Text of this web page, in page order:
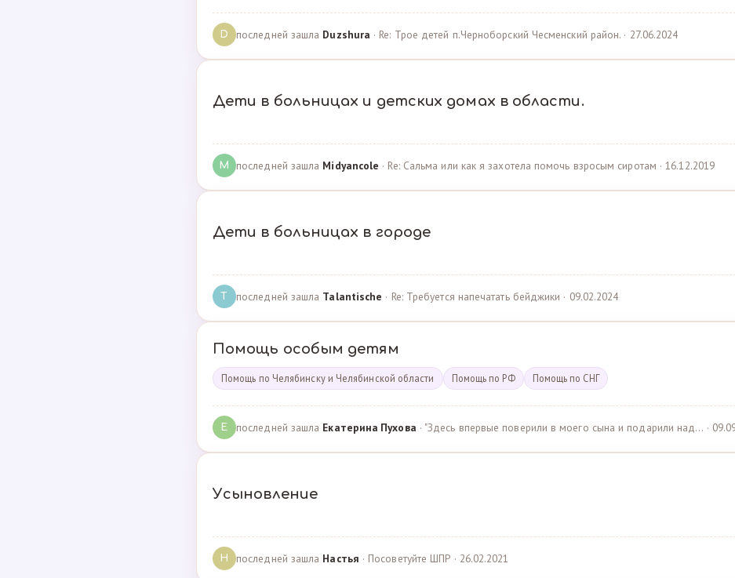
D последней зашла Duzshura · Re: Трое детей п.Черноборский Чесменский район. · 27.06.2024
Дети в больницах и детских домах в области.
M последней зашла Midyancole · Re: Сальма или как я захотела помочь взросым сиротам · 16.12.2019
Дети в больницах в городе
T последней зашла Talantische · Re: Требуется напечатать бейджики · 09.02.2024
Помощь особым детям
Помощь по Челябинску и Челябинской области Помощь по РФ Помощь по СНГ
Е последней зашла Екатерина Пухова · "Здесь впервые поверили в моего сына и подарили над… ·
Усыновление
Н последней зашла Настья · Посоветуйте ШПР · 26.02.2021